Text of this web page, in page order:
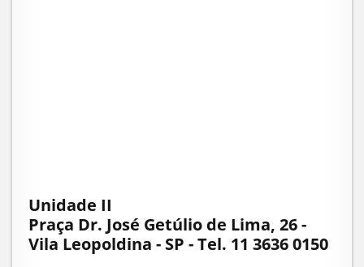
Unidade II
Praça Dr. José Getúlio de Lima, 26 -
Vila Leopoldina - SP - Tel. 11 3636 0150